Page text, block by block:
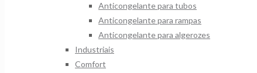
Anticongelante para tubos
Anticongelante para rampas
Anticongelante para algerozes
Industriais
Comfort